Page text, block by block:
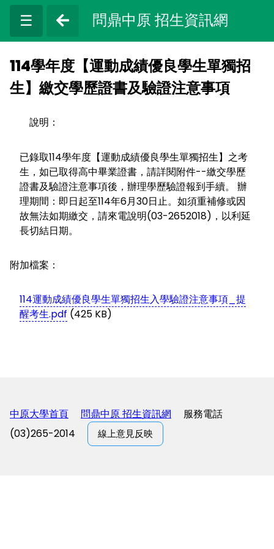
☰ 問鼎中原 招生資訊網
114學年度【運動成績優良學生單獨招
生】繳交學歷證書及驗證注意事項
說明：
已錄取114學年度【運動成績優良學生單獨招生】之考
生，如已取得高中畢業證書，請詳閱附件--繳交學歷
證書及驗證注意事項後，辦理學歷驗證報到手續。 辦
理期間：即日起至114年6月30日止。如須重補修或因
故無法如期繳交，請來電說明(03-2652018)，以利延
長切結日期。
附加檔案：
114運動成績優良學生單獨招生入學驗證注意事項_提
醒考生.pdf (425 KB)
中原大學首頁 問鼎中原 招生資訊網
服務電話
(03)265-2014
線上意見反映